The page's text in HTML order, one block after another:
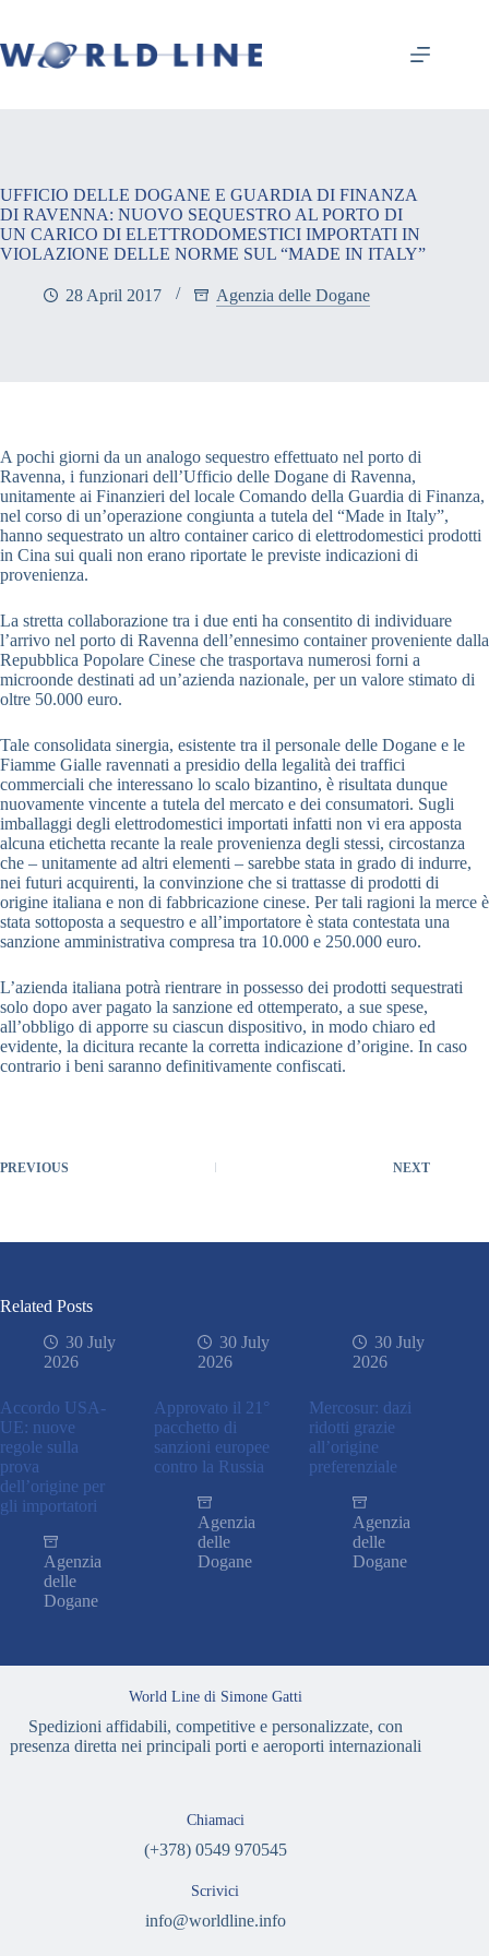
UFFICIO DELLE DOGANE E GUARDIA DI FINANZA
DI RAVENNA: NUOVO SEQUESTRO AL PORTO DI
UN CARICO DI ELETTRODOMESTICI IMPORTATI IN
VIOLAZIONE DELLE NORME SUL “MADE IN ITALY”
28 April 2017 Agenzia delle Dogane
A pochi giorni da un analogo sequestro effettuato nel porto di
Ravenna, i funzionari dell’Ufficio delle Dogane di Ravenna,
unitamente ai Finanzieri del locale Comando della Guardia di Finanza,
nel corso di un’operazione congiunta a tutela del “Made in Italy”,
hanno sequestrato un altro container carico di elettrodomestici prodotti
in Cina sui quali non erano riportate le previste indicazioni di
provenienza.
La stretta collaborazione tra i due enti ha consentito di individuare
l’arrivo nel porto di Ravenna dell’ennesimo container proveniente dalla
Repubblica Popolare Cinese che trasportava numerosi forni a
microonde destinati ad un’azienda nazionale, per un valore stimato di
oltre 50.000 euro.
Tale consolidata sinergia, esistente tra il personale delle Dogane e le
Fiamme Gialle ravennati a presidio della legalità dei traffici
commerciali che interessano lo scalo bizantino, è risultata dunque
nuovamente vincente a tutela del mercato e dei consumatori. Sugli
imballaggi degli elettrodomestici importati infatti non vi era apposta
alcuna etichetta recante la reale provenienza degli stessi, circostanza
che – unitamente ad altri elementi – sarebbe stata in grado di indurre,
nei futuri acquirenti, la convinzione che si trattasse di prodotti di
origine italiana e non di fabbricazione cinese. Per tali ragioni la merce è
stata sottoposta a sequestro e all’importatore è stata contestata una
sanzione amministrativa compresa tra 10.000 e 250.000 euro.
L’azienda italiana potrà rientrare in possesso dei prodotti sequestrati
solo dopo aver pagato la sanzione ed ottemperato, a sue spese,
all’obbligo di apporre su ciascun dispositivo, in modo chiaro ed
evidente, la dicitura recante la corretta indicazione d’origine. In caso
contrario i beni saranno definitivamente confiscati.
PREVIOUS NEXT
Related Posts
30 July
2026
Accordo USA-
UE: nuove
regole sulla
prova
dell’origine per
gli importatori
Agenzia
delle
Dogane
30 July
2026
Approvato il 21°
pacchetto di
sanzioni europee
contro la Russia
Agenzia
delle
Dogane
30 July
2026
Mercosur: dazi
ridotti grazie
all’origine
preferenziale
Agenzia
delle
Dogane
World Line di Simone Gatti
Spedizioni affidabili, competitive e personalizzate, con
presenza diretta nei principali porti e aeroporti internazionali
Chiamaci
(+378) 0549 970545
Scrivici
info@worldline.info